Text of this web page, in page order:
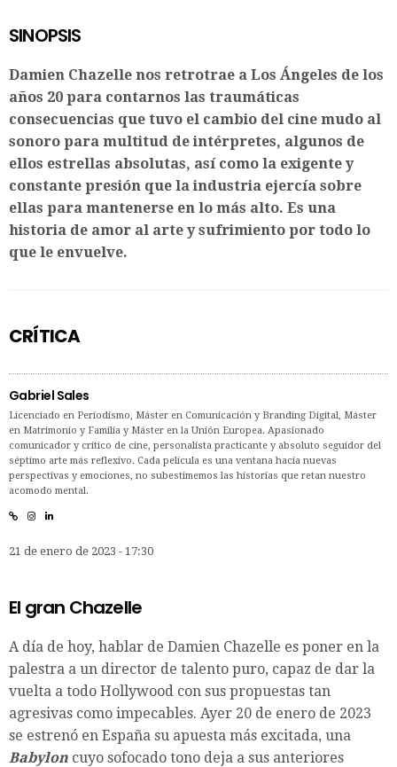
SINOPSIS
Damien Chazelle nos retrotrae a Los Ángeles de los
años 20 para contarnos las traumáticas
consecuencias que tuvo el cambio del cine mudo al
sonoro para multitud de intérpretes, algunos de
ellos estrellas absolutas, así como la exigente y
constante presión que la industria ejercía sobre
ellas para mantenerse en lo más alto. Es una
historia de amor al arte y sufrimiento por todo lo
que le envuelve.
CRÍTICA
Gabriel Sales
Licenciado en Periodismo, Máster en Comunicación y Branding Digital, Máster
en Matrimonio y Familia y Máster en la Unión Europea. Apasionado
comunicador y crítico de cine, personalista practicante y absoluto seguidor del
séptimo arte más reflexivo. Cada película es una ventana hacia nuevas
perspectivas y emociones, no subestimemos las historias que retan nuestro
acomodo mental.
21 de enero de 2023 - 17:30
El gran Chazelle
A día de hoy, hablar de Damien Chazelle es poner en la
palestra a un director de talento puro, capaz de dar la
vuelta a todo Hollywood con sus propuestas tan
agresivas como impecables. Ayer 20 de enero de 2023
se estrenó en España su apuesta más excitada, una
Babylon cuyo sofocado tono deja a sus anteriores